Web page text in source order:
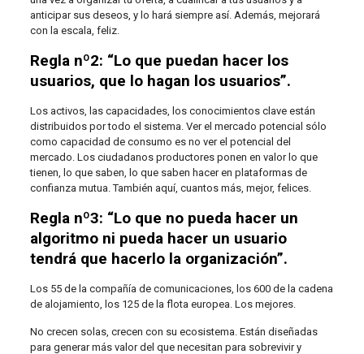
anticipar sus deseos, y lo hará siempre así. Además, mejorará
con la escala, feliz.
Regla nº2: “Lo que puedan hacer los
usuarios, que lo hagan los usuarios”.
Los activos, las capacidades, los conocimientos clave están
distribuidos por todo el sistema. Ver el mercado potencial sólo
como capacidad de consumo es no ver el potencial del
mercado. Los ciudadanos productores ponen en valor lo que
tienen, lo que saben, lo que saben hacer en plataformas de
confianza mutua. También aquí, cuantos más, mejor, felices.
Regla nº3: “Lo que no pueda hacer un
algoritmo ni pueda hacer un usuario
tendrá que hacerlo la organización”.
Los 55 de la compañía de comunicaciones, los 600 de la cadena
de alojamiento, los 125 de la flota europea. Los mejores.
No crecen solas, crecen con su ecosistema. Están diseñadas
para generar más valor del que necesitan para sobrevivir y